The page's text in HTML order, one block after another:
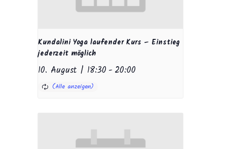
Kundalini Yoga laufender Kurs – Einstieg
jederzeit möglich
10. August | 18:30 -20:00